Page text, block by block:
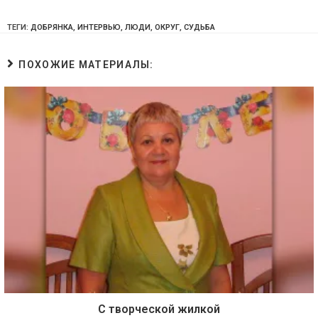
ТЕГИ: ДОБРЯНКА, ИНТЕРВЬЮ, ЛЮДИ, ОКРУГ, СУДЬБА
ПОХОЖИЕ МАТЕРИАЛЫ:
С творческой жилкой